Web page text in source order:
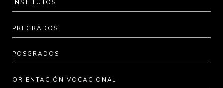
INSTITUTOS
PREGRADOS
POSGRADOS
ORIENTACIÓN VOCACIONAL